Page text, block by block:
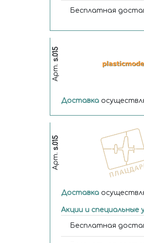
Бесплатная
Арт.
s.015
Доставка
Арт.
s.015
Доставка
Акции и специальные
Бесплатная